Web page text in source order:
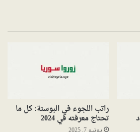
راتب اللجوء في البوسنة: كل ما
تحتاج معرفته في 2024